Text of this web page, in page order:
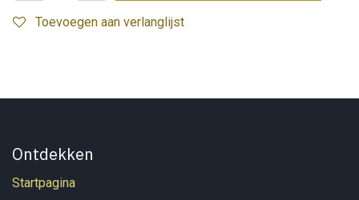
Toevoegen aan verlanglijst
Ontdekken
Startpagina